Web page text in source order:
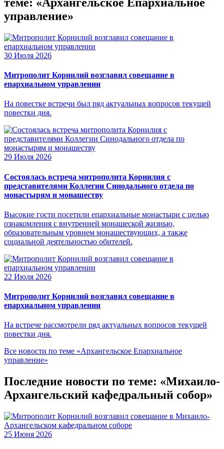
управление»
30 Июля 2026
Митрополит Корнилий возглавил совещание в
епархиальном управлении
На повестке встречи был ряд актуальных вопросов текущей
повестки дня.
29 Июля 2026
Состоялась встреча митрополита Корнилия с
представителями Коллегии Синодального отдела по
монастырям и монашеству
Высокие гости посетили епархиальные монастыри с целью
ознакомления с внутренней монашеской жизнью,
образовательным уровнем монашествующих, а также
социальной деятельностью обителей.
22 Июля 2026
Митрополит Корнилий возглавил совещание в
епархиальном управлении
На встрече рассмотрели ряд актуальных вопросов текущей
повестки дня.
Все новости по теме «Архангельское Епархиальное
управление»
Последние новости по теме: «Михаило-
Архангельский кафедральный собор»
25 Июня 2026